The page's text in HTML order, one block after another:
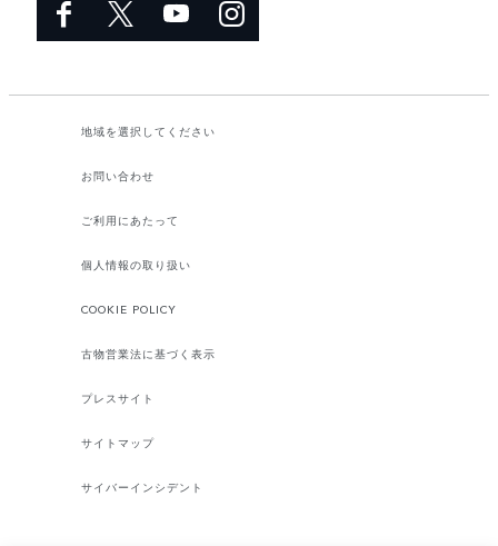
地域を選択してください​
お問い合わせ
ご利用にあたって
個人情報の取り扱い
COOKIE POLICY
古物営業法に基づく表示
プレスサイト
サイトマップ
サイバーインシデント